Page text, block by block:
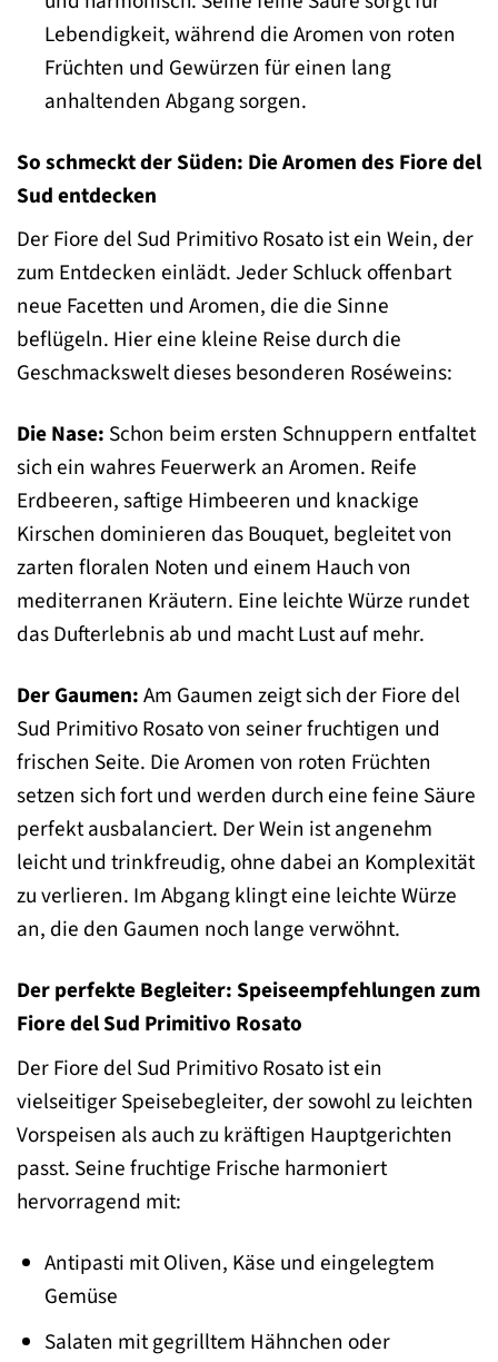
Lebendigkeit, während die Aromen von roten
Früchten und Gewürzen für einen lang
anhaltenden Abgang sorgen.
So schmeckt der Süden: Die Aromen des Fiore del
Sud entdecken
Der Fiore del Sud Primitivo Rosato ist ein Wein, der
zum Entdecken einlädt. Jeder Schluck offenbart
neue Facetten und Aromen, die die Sinne
beflügeln. Hier eine kleine Reise durch die
Geschmackswelt dieses besonderen Roséweins:
Die Nase: Schon beim ersten Schnuppern entfaltet
sich ein wahres Feuerwerk an Aromen. Reife
Erdbeeren, saftige Himbeeren und knackige
Kirschen dominieren das Bouquet, begleitet von
zarten floralen Noten und einem Hauch von
mediterranen Kräutern. Eine leichte Würze rundet
das Dufterlebnis ab und macht Lust auf mehr.
Der Gaumen:Am Gaumen zeigt sich der Fiore del
Sud Primitivo Rosato von seiner fruchtigen und
frischen Seite. Die Aromen von roten Früchten
setzen sich fort und werden durch eine feine Säure
perfekt ausbalanciert. Der Wein ist angenehm
leicht und trinkfreudig, ohne dabei an Komplexität
zu verlieren. Im Abgang klingt eine leichte Würze
an, die den Gaumen noch lange verwöhnt.
Der perfekte Begleiter: Speiseempfehlungen zum
Fiore del Sud Primitivo Rosato
Der Fiore del Sud Primitivo Rosato ist ein
vielseitiger Speisebegleiter, der sowohl zu leichten
Vorspeisen als auch zu kräftigen Hauptgerichten
passt. Seine fruchtige Frische harmoniert
hervorragend mit:
Antipasti mit Oliven, Käse und eingelegtem
Gemüse
Salaten mit gegrilltem Hähnchen oder